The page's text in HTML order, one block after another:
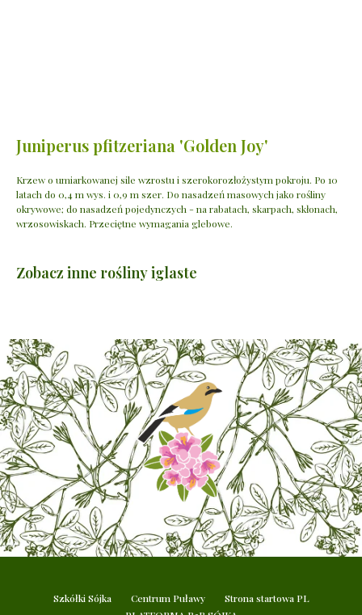
Juniperus pfitzeriana 'Golden Joy'
Krzew o umiarkowanej sile wzrostu i szerokorozłożystym pokroju. Po 10
latach do 0,4 m wys. i 0,9 m szer. Do nasadzeń masowych jako rośliny
okrywowe; do nasadzeń pojedynczych - na rabatach, skarpach, skłonach,
wrzosowiskach. Przeciętne wymagania glebowe.
Zobacz inne rośliny iglaste
Szkółki Sójka Centrum Puławy
Strona startowa PL